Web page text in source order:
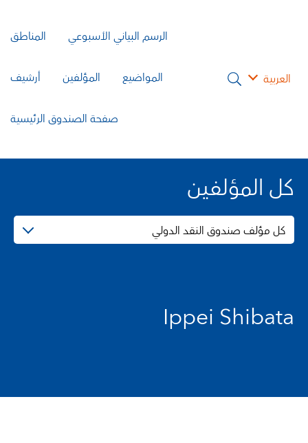
العربية
الرسم البياني الأسبوعي المناطق
المواضيع المؤلفين أرشيف
صفحة الصندوق الرئيسية
كل المؤلفين
كل مؤلف صندوق النقد الدولي
Ippei Shibata